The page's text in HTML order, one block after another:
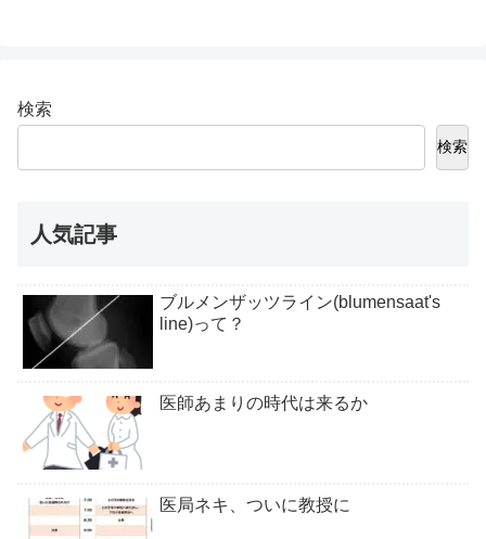
検索
検索
人気記事
ブルメンザッツライン(blumensaat's
line)って？
医師あまりの時代は来るか
医局ネキ、ついに教授に